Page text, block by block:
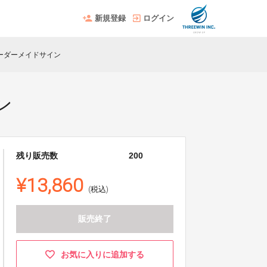
新規登録 ログイン
ダーメイドサイン
残り販売数 200
¥13,860 (税込)
販売終了
お気に入りに追加する